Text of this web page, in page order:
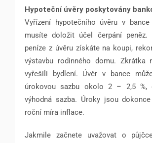
Hypoteční úvěry poskytovány
Vyřízení hypotečního úvěru v bance
musíte doložit účel čerpání peněz.
peníze z úvěru získáte na koupi,
výstavbu rodinného domu. Zkrátka
vyřešili bydlení. Úvěr v bance
úrokovou sazbu okolo 2 – 2,5 %,
výhodná sazba. Úroky jsou
roční míra inflace.
Jakmile začnete uvažovat o